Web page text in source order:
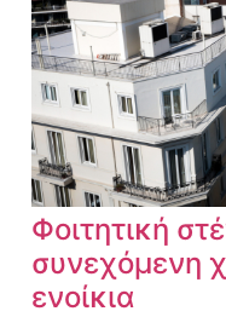
Φοιτητική
συνεχόμενη
ενοίκια